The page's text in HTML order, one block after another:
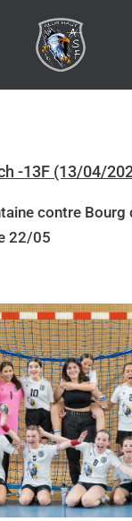
-13F (13/04/
contre Bourg
22/05